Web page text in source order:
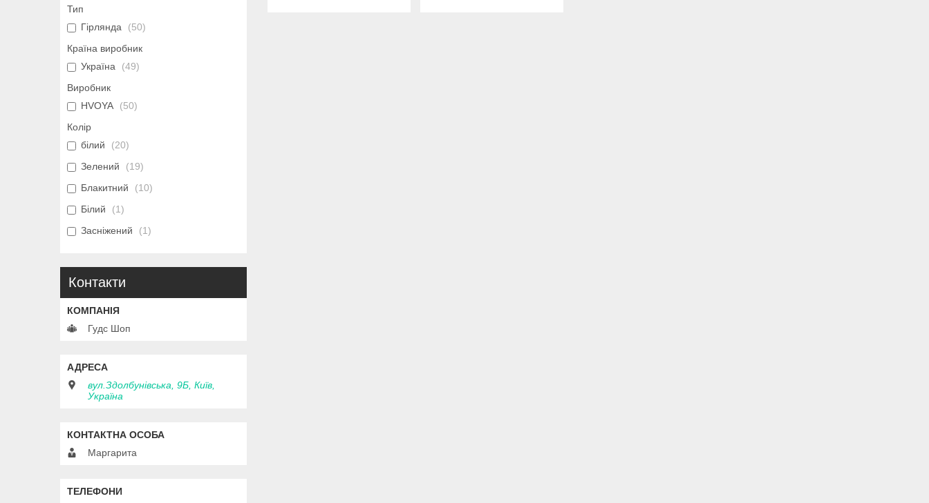
Тип
Гірлянда
50
Країна виробник
Україна
49
Виробник
HVOYA
50
Колір
білий
20
Зелений
19
Блакитний
10
Білий
1
Засніжений
1
Контакти
Гудс Шоп
вул.Здолбунівська, 9Б, Київ,
Україна
Маргарита